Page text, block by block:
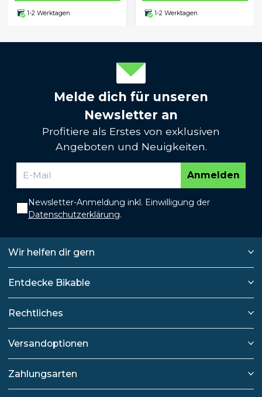
1-2 Werktagen 1-2 Werktagen
Melde dich für unseren
Newsletter an
Profitiere als Erstes von exklusiven
Angeboten und Neuigkeiten.
Anmelden
Newsletter-Anmeldung inkl. Einwilligung der
Datenschutzerklärung.
Wir helfen dir gern
Entdecke Bikable
Rechtliches
Versandoptionen
Zahlungsarten